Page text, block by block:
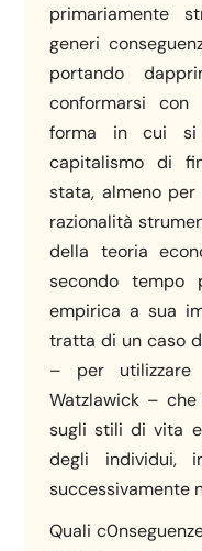
primariamente
generi
portando
conformarsi con
forma in cui
capitalismo di
stata, almeno
razionalità
della teoria
secondo tempo
empirica a sua
tratta di un caso
– per utilizzare
Watzlawick –
sugli stili di vita
degli individui,
successivamente
Quali